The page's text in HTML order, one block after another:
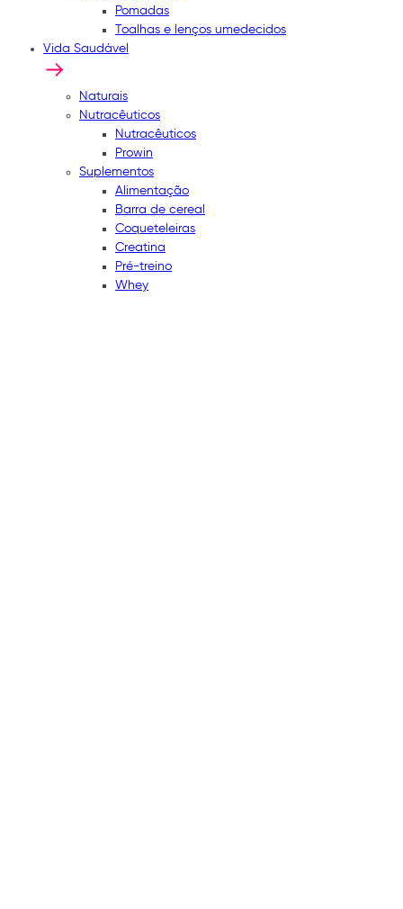
Pomadas
Toalhas e lenços umedecidos
Vida Saudável
Naturais
Nutracêuticos
Nutracêuticos
Prowin
Suplementos
Alimentação
Barra de cereal
Coqueteleiras
Creatina
Pré-treino
Whey